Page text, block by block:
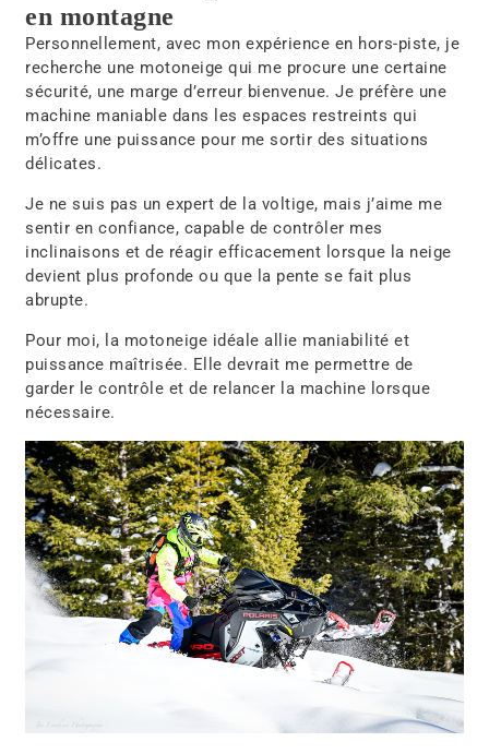
en montagne
Personnellement, avec mon expérience en hors-piste, je
recherche une motoneige qui me procure une certaine
sécurité, une marge d’erreur bienvenue. Je préfère une
machine maniable dans les espaces restreints qui
m’offre une puissance pour me sortir des situations
délicates.
Je ne suis pas un expert de la voltige, mais j’aime me
sentir en confiance, capable de contrôler mes
inclinaisons et de réagir efficacement lorsque la neige
devient plus profonde ou que la pente se fait plus
abrupte.
Pour moi, la motoneige idéale allie maniabilité et
puissance maîtrisée. Elle devrait me permettre de
garder le contrôle et de relancer la machine lorsque
nécessaire.